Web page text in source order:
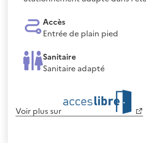
Accès
Entrée de plain pied
Sanitaire
Sanitaire adapté
Voir plus sur